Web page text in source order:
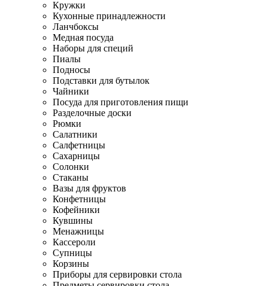
Кружки
Кухонные принадлежности
Ланчбоксы
Медная посуда
Наборы для специй
Пиалы
Подносы
Подставки для бутылок
Чайники
Посуда для приготовления пищи
Разделочные доски
Рюмки
Салатники
Салфетницы
Сахарницы
Солонки
Стаканы
Вазы для фруктов
Конфетницы
Кофейники
Кувшины
Менажницы
Кассероли
Супницы
Корзины
Приборы для сервировки стола